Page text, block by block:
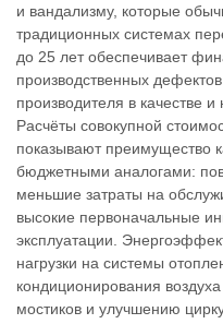
и вандализму, которые
традиционных системах
до 25 лет обеспечивает
производственных
производителя в качестве
Расчёты совокупной
показывают преимущество
бюджетными аналогами:
меньшие затраты на
высокие первоначальные
эксплуатации.
нагрузки на системы
кондиционирования
мостиков и улучшению